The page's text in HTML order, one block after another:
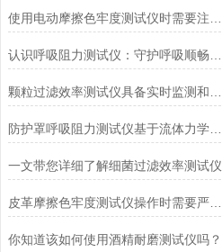
防护罩呼吸阻力测试仪基于流体力学与压力传感技术
一文带您详细了解细菌过滤效率测试仪
皮革摩擦色牢度测试仪操作时需要严格遵循规程
你知道该如何使用酒精耐磨测试仪吗？